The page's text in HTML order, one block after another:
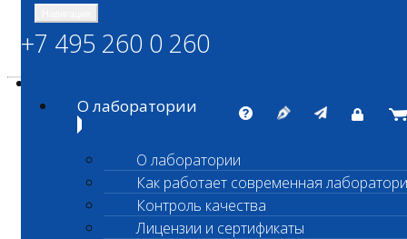
ШАНС БИО
Независимая ветеринарная лаборатория
+7 495 260 0 260
О лаборатории
О лаборатории
Как работает современная
Контроль качества
Лицензии и сертификаты